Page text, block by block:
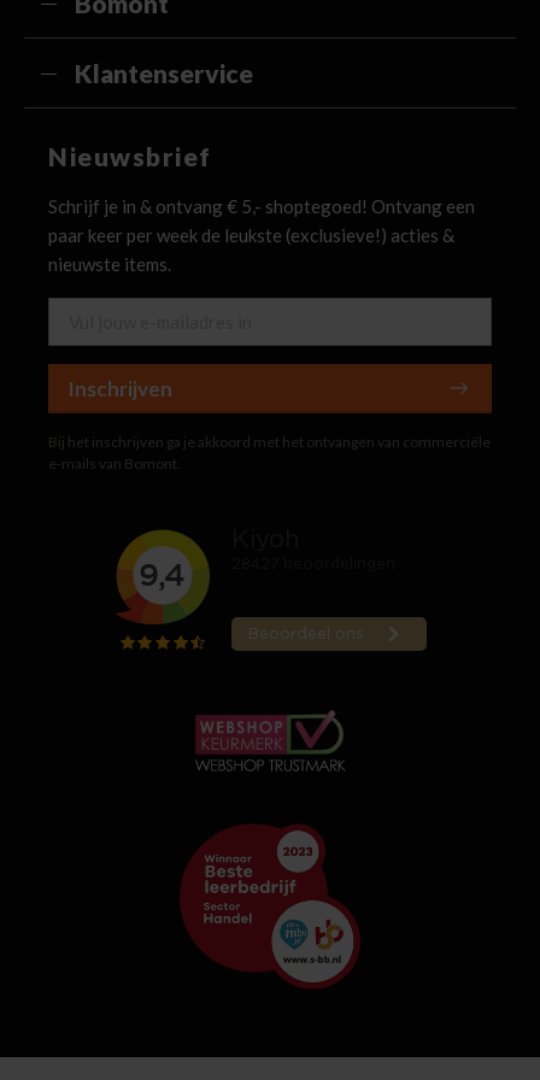
Klantenservice
Nieuwsbrief
Schrijf je in & ontvang € 5,- shoptegoed! Ontvang een
paar keer per week de leukste (exclusieve!) acties &
nieuwste items.
Inschrijven
Bij het inschrijven ga je akkoord met het ontvangen van commerciële
e-mails van Bomont.